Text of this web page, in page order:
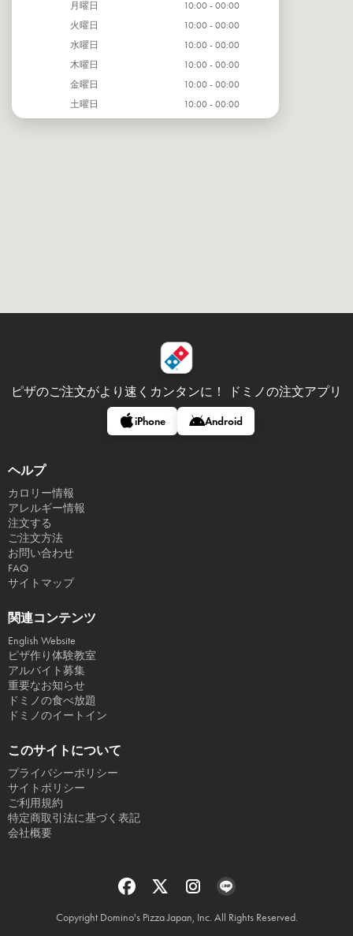
月曜日
10:00 - 00:00
火曜日
10:00 - 00:00
水曜日
10:00 - 00:00
木曜日
10:00 - 00:00
金曜日
10:00 - 00:00
土曜日
10:00 - 00:00
ピザのご注文がより速くカンタンに！ ドミノの注文アプリ
iPhone Android
ヘルプ
カロリー情報
アレルギー情報
注文する
ご注文方法
お問い合わせ
FAQ
サイトマップ
関連コンテンツ
English Website
ピザ作り体験教室
アルバイト募集
重要なお知らせ
ドミノの食べ放題
ドミノのイートイン
このサイトについて
プライバシーポリシー
サイトポリシー
ご利用規約
特定商取引法に基づく表記
会社概要
Copyright Domino's Pizza Japan, Inc. All Rights Reserved.